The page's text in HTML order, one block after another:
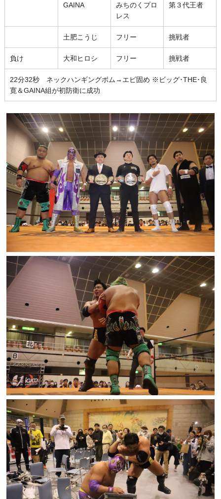
GAINA
みちのくプロ
レス
第３代王者
土肥こうじ フリー 挑戦者
負け 大和ヒロシ フリー 挑戦者
22分32秒 ネックハンギングボム→エビ固め ※ビッグ･THE･良
寛＆GAINA組が初防衛に成功